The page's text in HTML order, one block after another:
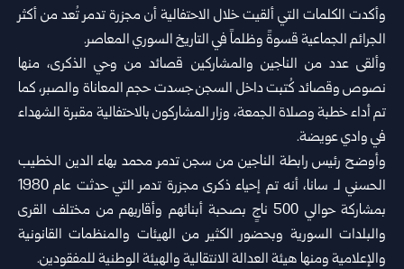
وأكدت الكلمات التي ألقيت خلال الاحتفالية أن مجزرة تدمر تُعد من أكثر
الجرائم الجماعية قسوةً وظلماً في التاريخ السوري المعاصر.
وألقى عدد من الناجين والمشاركين قصائد من وحي الذكرى، منها
نصوص وقصائد كُتبت داخل السجن جسدت حجم المعاناة والصبر، كما
تم أداء خطبة وصلاة الجمعة، وزار المشاركون بالاحتفالية مقبرة الشهداء
في وادي عويضة.
وأوضح رئيس رابطة الناجين من سجن تدمر محمد بهاء الدين الخطيب
الحسني لـ سانا، أنه تم إحياء ذكرى مجزرة تدمر التي حدثت عام 1980
بمشاركة حوالي 500 ناجٍ بصحبة أبنائهم وأقاربهم من مختلف القرى
والبلدات السورية وبحضور الكثير من الهيئات والمنظمات القانونية
والإعلامية ومنها هيئة العدالة الانتقالية والهيئة الوطنية للمفقودين.